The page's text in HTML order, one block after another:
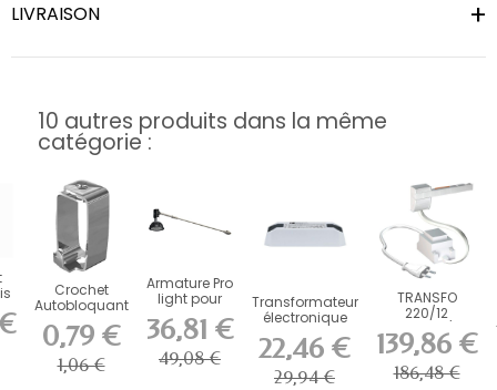
LIVRAISON
10 autres produits dans la même
catégorie :
Crochet
Autobloquant
Artiteq 4 kg
pour...
0,79 €
1,06 €
Armature Pro
light pour
Lampe
36,81 €
49,08 €
Transformateur
électronique
Halo+LED...
22,46 €
29,94 €
TRANSFO
220/12
HALOGENE/LED
100 Watt
139,86 €
186,48 €